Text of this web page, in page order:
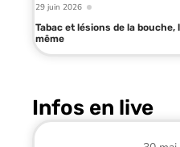
29 juin 2026
Tabac et lésions de la
même
Infos en live